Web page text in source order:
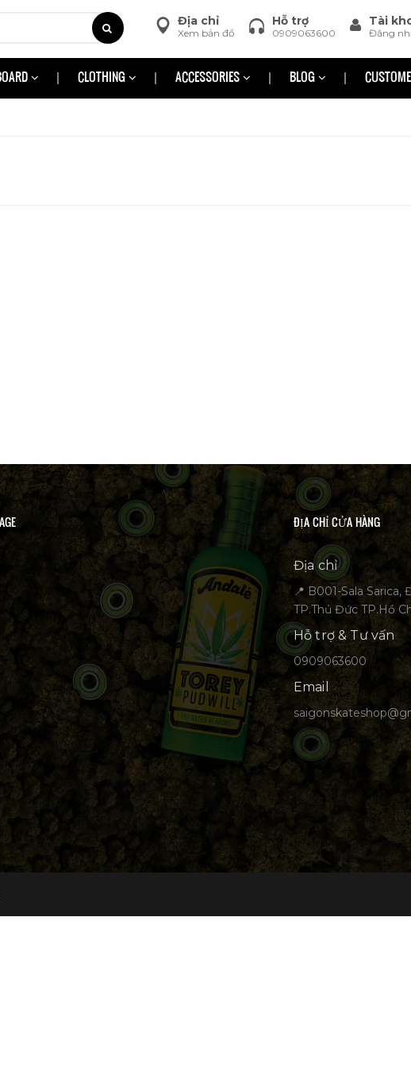
Tài
Đăng
Hỗ trợ
0909063600
Địa chỉ
Xem bản đồ
CLOTHING ACCESSORIES BLOG
ĐỊA CHỈ CỬA HÀNG
Địa chỉ
📍 B001-Sala
TP.Thủ Đức TP.Hồ
Hỗ trợ & Tư vấn
0909063600
Email